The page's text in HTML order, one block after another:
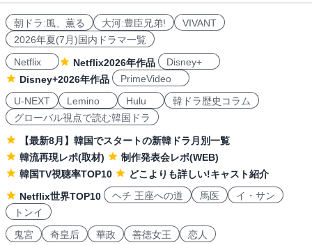
朝ドラ:風、薫る 大河:豊臣兄弟!
VIVANT
2026年夏(7月)国内ドラマ一覧
Netflix
Netflix2026年作品
Disney+
Disney+2026年作品
PrimeVideo
U-NEXT
Lemino Hulu
韓ドラ歴史コラム
グローバル視点で読む韓国ドラ
【最新8月】韓国でスタートの新韓ドラ月別一覧
韓流再現レポ(取材)
制作発表会レポ(WEB)
韓国TV視聴率TOP10
どこよりも詳しい!キャスト紹介
Netflix世界TOP10
ヘチ 王座への道 馬医
イ・サン
トンイ
鬼宮
奇皇后 華政 善徳女王 恋人